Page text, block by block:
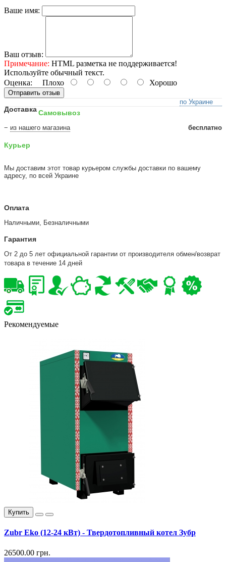
Ваше имя:
Ваш отзыв:
Примечание: HTML разметка не поддерживается!
Используйте обычный текст.
Оценка: Плохо Хорошо
Отправить отзыв
Доставка
по Украине
Самовывоз
− из нашего магазина бесплатно
Курьер
Мы доставим этот товар курьером службы доставки по вашему
адресу, по всей Украине
Оплата
Наличными, Безналичными
Гарантия
От 2 до 5 лет официальной гарантии от производителя обмен/возврат
товара в течение 14 дней
Рекомендуемые
Купить
Zubr Eko (12-24 кВт) - Твердотопливный котел Зубр
26500.00 грн.